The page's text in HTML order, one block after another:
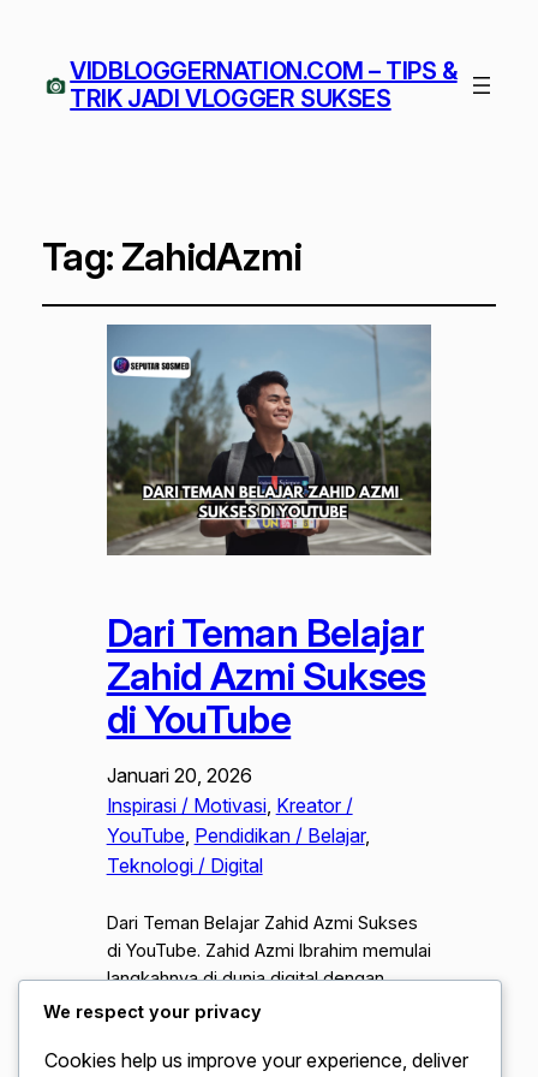
VIDBLOGGERNATION.COM – TIPS &
TRIK JADI VLOGGER SUKSES
Tag: ZahidAzmi
Dari Teman Belajar
Zahid Azmi Sukses
di YouTube
Januari 20, 2026
Inspirasi / Motivasi, Kreator /
YouTube, Pendidikan / Belajar
Teknologi / Digital
Dari Teman Belajar Zahid Azmi Sukses
di YouTube. Zahid Azmi Ibrahim memulai
langkahnya di dunia digital dengan
sebuah niat sederhana. Ia ingin berbagi
menempuh pendidikan dan mencoba
We respect your privacy
Cookies help us improve your experience, deliver